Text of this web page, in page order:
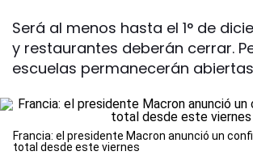
Será al menos hasta el 1° de
y restaurantes deberán cerrar.
escuelas permanecerán
Francia: el presidente Macron anunció un
total desde este viernes